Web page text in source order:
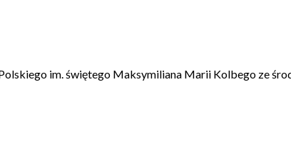
im. świętego Maksymiliana Marii Kolbego ze